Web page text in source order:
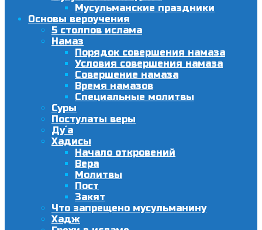
Мусульманские праздники
Основы вероучения
5 столпов ислама
Намаз
Порядок совершения намаза
Условия совершения намаза
Совершение намаза
Время намазов
Специальные молитвы
Суры
Постулаты веры
Ду´а
Хадисы
Начало откровений
Вера
Молитвы
Пост
Закят
Что запрещено мусульманину
Хадж